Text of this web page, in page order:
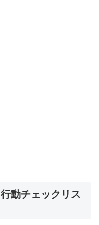
動チェックリス